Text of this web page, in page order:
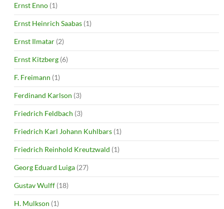
Ernst Enno (1)
Ernst Heinrich Saabas (1)
Ernst Ilmatar (2)
Ernst Kitzberg (6)
F. Freimann (1)
Ferdinand Karlson (3)
Friedrich Feldbach (3)
Friedrich Karl Johann Kuhlbars (1)
Friedrich Reinhold Kreutzwald (1)
Georg Eduard Luiga (27)
Gustav Wulff (18)
H. Mulkson (1)